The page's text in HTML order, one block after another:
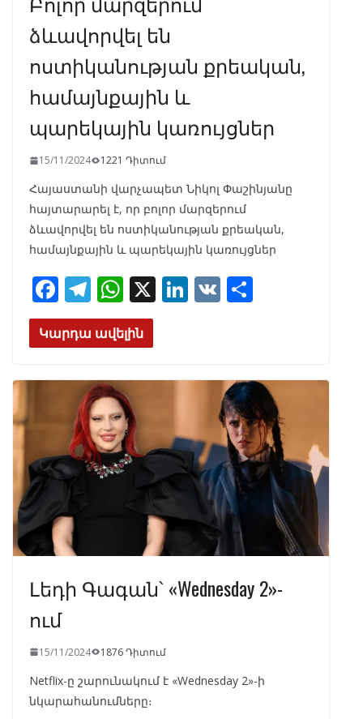
ձևավորվել են
ոստիկանության քրեական,
համայնքային և
պարեկային կառույցներ
15/11/2024 1221 Դիտում
Հայաստանի վարչապետ Նիկոլ Փաշինյանը
հայտարարել է, որ բոլոր մարզերում
ձևավորվել են ոստիկանության քրեական,
համայնքային և պարեկային կառույցներ
F
ac
e
k
T
el
e
a
m
W
h
at
A
p
p
X Li V
Կարդա ավելին
Լեդի Գագան՝ «Wednesday 2»-
ում
15/11/2024 1876 Դիտում
Netflix-ը շարունակում է «Wednesday 2»-ի
նկարահանումները։